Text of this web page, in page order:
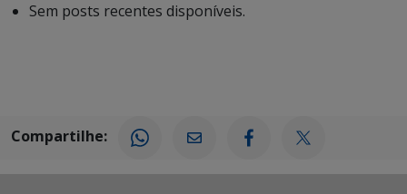
Sem posts recentes disponíveis.
Compartilhe: